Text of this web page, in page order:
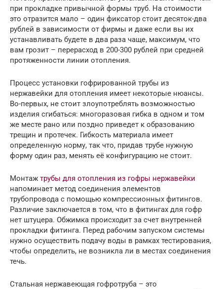
при прокладке привычной формы труб. На стоимости
это отразится мало – один фиксатор стоит десяток-два
рублей в зависимости от фирмы и даже если вы их
устанавливать будете в два раза чаще, максимум, что
вам грозит – перерасход в 200-300 рублей при средней
протяженности линии отопления.
Процесс установки гофрированной трубы из
нержавейки для отопления имеет некоторые нюансы.
Во-первых, не стоит злоупотреблять возможностью
изделия сгибаться: многоразовая гибка в одном и том
же месте рано или поздно приведет к образованию
трещин и протечек. Гибкость материала имеет
определенную норму, так что, придав трубе нужную
форму один раз, менять её конфигурацию не стоит.
Монтаж трубы для отопления из гофры нержавейки
напоминает метод соединения элементов
трубопровода с помощью компрессионных фитингов.
Различие заключается в том, что в фитингах для гофр
нет штуцера. Обжимка происходит за счет внутренней
прокладки фитинга. Перед рабочим запуском системы
нужно осуществить подачу воды в рамках тестирования,
чтобы определить, не возникла ли в местах соединения
течь.
Стальная нержавеющая гофротруба – это